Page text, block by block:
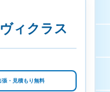
・金曜日・土曜
ィクラス
張・見積もり無料